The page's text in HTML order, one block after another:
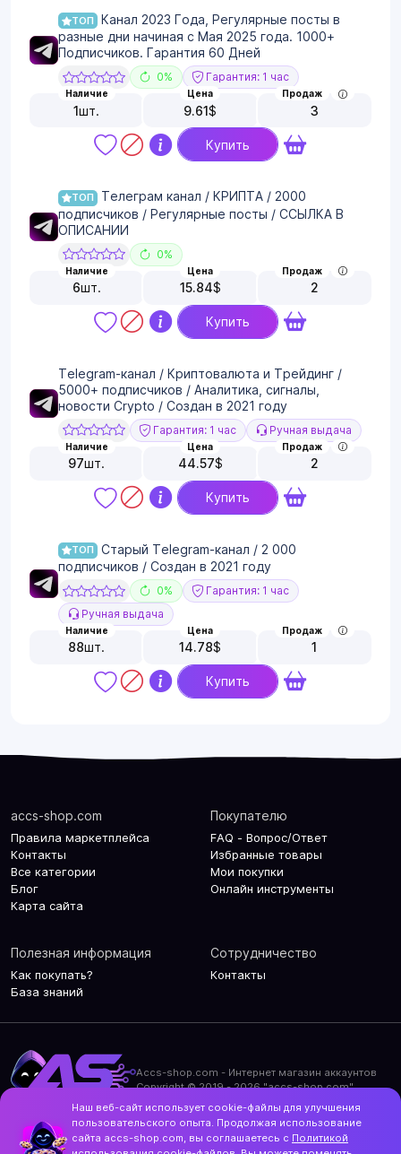
ТОП
Канал 2023 Года, Регулярные посты в
разные дни начиная с Мая 2025 года. 1000+
Подписчиков. Гарантия 60 Дней
0% Гарантия: 1 час
Наличие
1шт.
Цена
9.61$
Продаж
3
Купить
ТОП
Телеграм канал / КРИПТА / 2000
подписчиков / Регулярные посты / ССЫЛКА В
ОПИСАНИИ
0%
Наличие
6шт.
Цена
15.84$
Продаж
2
Купить
Telegram-канал / Криптовалюта и Трейдинг /
5000+ подписчиков / Аналитика, сигналы,
новости Crypto / Создан в 2021 году
Гарантия: 1 час Ручная выдача
Наличие
97шт.
Цена
44.57$
Продаж
2
Купить
ТОП
Старый Telegram-канал / 2 000
подписчиков / Создан в 2021 году
0%
Гарантия: 1 час
Ручная выдача
Наличие
88шт.
Цена
14.78$
Продаж
1
Купить
accs-shop.com
Правила маркетплейса
Контакты
Все категории
Блог
Карта сайта
Покупателю
FAQ - Вопрос/Ответ
Избранные товары
Мои покупки
Онлайн инструменты
Полезная информация
Как покупать?
База знаний
Сотрудничество
Контакты
Accs-shop.com - Интернет магазин аккаунтов
Copyright © 2019 - 2026 "accs-shop.com"
Политика использования cookie-файлов
Контакты и актуальный адрес сайта
Наш веб-сайт использует cookie-файлы для улучшения
пользовательского опыта. Продолжая использование
сайта accs-shop.com, вы соглашаетесь с Политикой